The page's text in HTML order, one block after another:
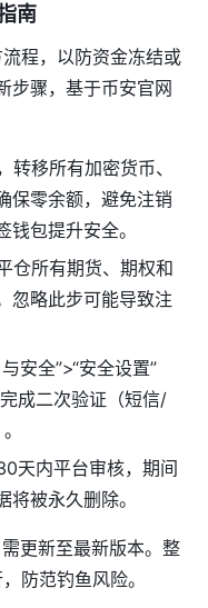
南
程，以防资金冻结或
步骤，基于币安官网
转移所有加密货币、
保零余额，避免注销
包提升安全。
仓所有期货、期权和
忽略此步可能导致注
安全”>“安全设置”
成二次验证（短信/
天内平台审核，期间
被永久删除。
更新至最新版本。整
防范钓鱼风险。